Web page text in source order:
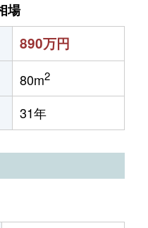
場
890万円
80m2
31年